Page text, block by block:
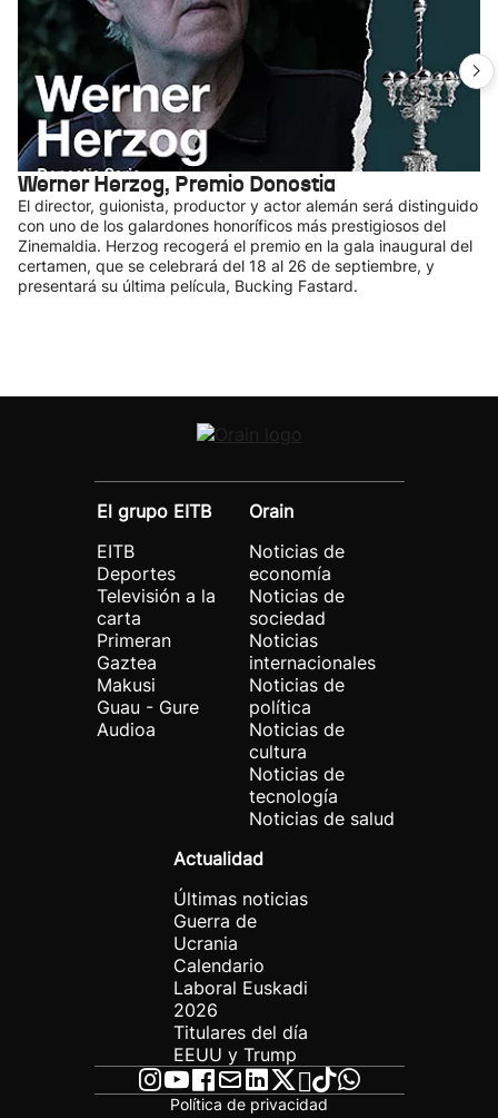
Werner Herzog, Premio Donostia
El director, guionista, productor y actor alemán será distinguido
con uno de los galardones honoríficos más prestigiosos del
Zinemaldia. Herzog recogerá el premio en la gala inaugural del
certamen, que se celebrará del 18 al 26 de septiembre, y
presentará su última película, Bucking Fastard.
El grupo EITB
EITB
Deportes
Televisión a la
carta
Primeran
Gaztea
Makusi
Guau - Gure
Audioa
Orain
Noticias de
economía
Noticias de
sociedad
Noticias
internacionales
Noticias de
política
Noticias de
cultura
Noticias de
tecnología
Noticias de salud
Actualidad
Últimas noticias
Guerra de
Ucrania
Calendario
Laboral Euskadi
2026
Titulares del día
EEUU y Trump
Política de privacidad